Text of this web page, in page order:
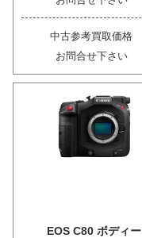
中古参考買取価格
お問合せ下さい
EOS C80 ボディー